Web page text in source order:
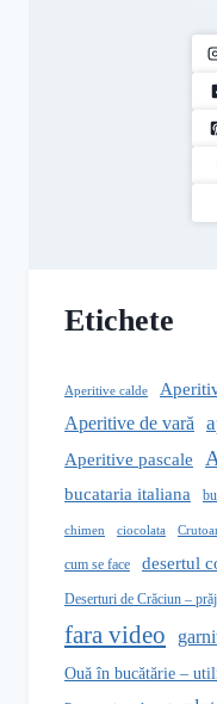
Etichete
Aperitive calde
Aperitive de vară
Aperitive pascale
bucataria italiana
chimen ciocolata
cum se face desertul
Deserturi de Crăciun –
fara video
Ouă în bucătărie –